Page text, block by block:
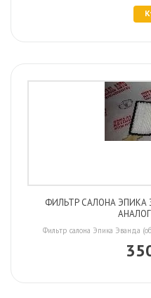
ФИЛЬТР САЛОНА ЭПИКА
Фильтр салона Эпика Эванда